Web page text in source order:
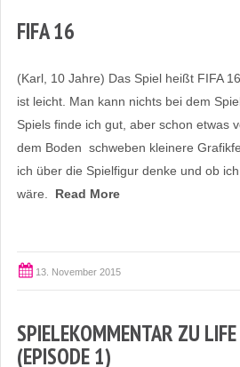
FIFA 16
(Karl, 10 Jahre) Das Spiel heißt FIFA
ist leicht. Man kann nichts bei dem
Spiels finde ich gut, aber schon etwas
dem Boden schweben kleinere
ich über die Spielfigur denke und ob
wäre.
Read More
13. November 2015
SPIELEKOMMENTAR ZU
(EPISODE 1)